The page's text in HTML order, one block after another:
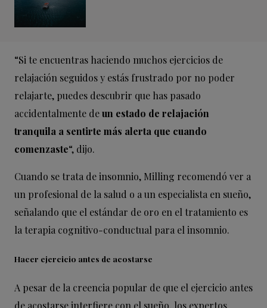
“Si te encuentras haciendo muchos ejercicios de
relajación seguidos y estás frustrado por no poder
relajarte, puedes descubrir que has pasado
accidentalmente deun estado de relajación
tranquila a sentirte más alerta que cuando
comenzaste“, dijo.
Cuando se trata de insomnio, Milling recomendó ver a
un profesional de la salud o a un especialista en sueño,
señalando que el estándar de oro en el tratamiento es
la terapia cognitivo-conductual para el insomnio.
Hacer ejercicio antes de acostarse
A pesar de la creencia popular de que el ejercicio antes
de acostarse interfiere con el sueño, los expertos